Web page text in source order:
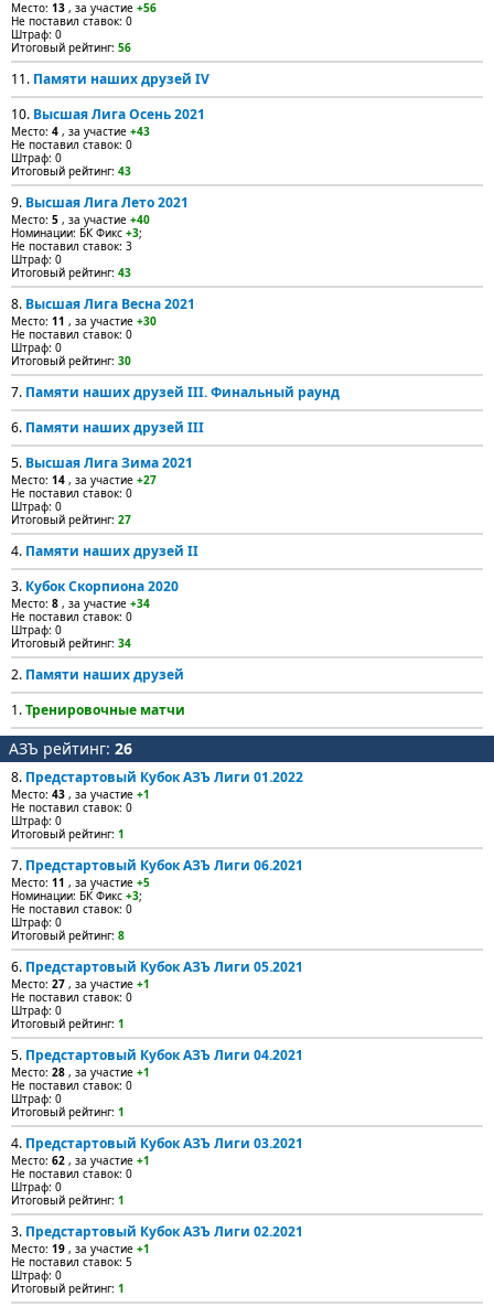
Место: 13 , за участие +56
Не поставил ставок: 0
Штраф: 0
Итоговый рейтинг: 56
11. Памяти наших друзей IV
10. Высшая Лига Осень 2021
Место: 4 , за участие +43
Не поставил ставок: 0
Штраф: 0
Итоговый рейтинг: 43
9. Высшая Лига Лето 2021
Место: 5 , за участие +40
Номинации: БК Фикс +3;
Не поставил ставок: 3
Штраф: 0
Итоговый рейтинг: 43
8. Высшая Лига Весна 2021
Место: 11 , за участие +30
Не поставил ставок: 0
Штраф: 0
Итоговый рейтинг: 30
7. Памяти наших друзей III. Финальный раунд
6. Памяти наших друзей III
5. Высшая Лига Зима 2021
Место: 14 , за участие +27
Не поставил ставок: 0
Штраф: 0
Итоговый рейтинг: 27
4. Памяти наших друзей II
3. Кубок Скорпиона 2020
Место: 8 , за участие +34
Не поставил ставок: 0
Штраф: 0
Итоговый рейтинг: 34
2. Памяти наших друзей
1.Тренировочные матчи
АЗЪ рейтинг: 26
8. Предстартовый Кубок АЗЪ Лиги 01.2022
Место: 43 , за участие +1
Не поставил ставок: 0
Штраф: 0
Итоговый рейтинг: 1
7. Предстартовый Кубок АЗЪ Лиги 06.2021
Место: 11 , за участие +5
Номинации: БК Фикс +3;
Не поставил ставок: 0
Штраф: 0
Итоговый рейтинг: 8
6. Предстартовый Кубок АЗЪ Лиги 05.2021
Место: 27 , за участие +1
Не поставил ставок: 0
Штраф: 0
Итоговый рейтинг: 1
5. Предстартовый Кубок АЗЪ Лиги 04.2021
Место: 28 , за участие +1
Не поставил ставок: 0
Штраф: 0
Итоговый рейтинг: 1
4. Предстартовый Кубок АЗЪ Лиги 03.2021
Место: 62 , за участие +1
Не поставил ставок: 0
Штраф: 0
Итоговый рейтинг: 1
3. Предстартовый Кубок АЗЪ Лиги 02.2021
Место: 19 , за участие +1
Не поставил ставок: 5
Штраф: 0
Итоговый рейтинг: 1